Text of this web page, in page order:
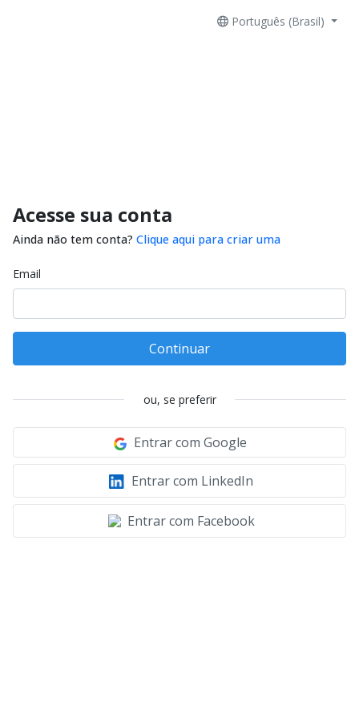
Português (Brasil)
Acesse sua conta
Ainda não tem conta? Clique aqui para criar uma
Email
Continuar
ou, se preferir
Entrar com Google
Entrar com LinkedIn
Entrar com Facebook